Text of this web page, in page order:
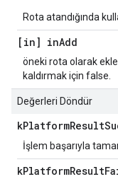
Rota atandığında
[in] inAdd
öneki rota olarak
kaldırmak için false.
Değerleri Döndür
kPlatformResult
İşlem başarıyla
kPlatformResult